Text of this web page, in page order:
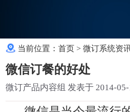
当前位置：首页 >微订系统资
微信订餐的好处
微订产品内容组 发表于 2014-